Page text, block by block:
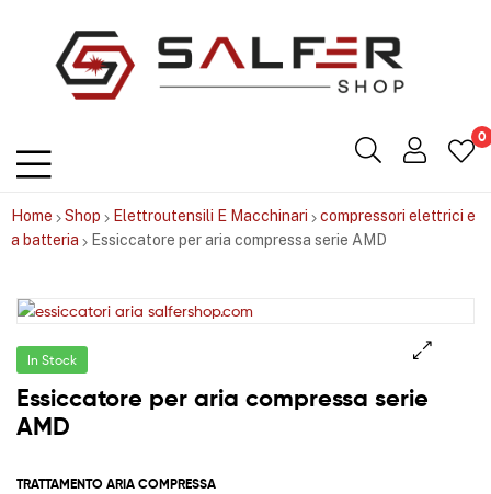
0
Home Shop Elettroutensili E Macchinari
compressori elettrici e
a batteria
Essiccatore per aria compressa serie AMD
In Stock
Essiccatore per aria compressa serie
AMD
TRATTAMENTO ARIA COMPRESSA